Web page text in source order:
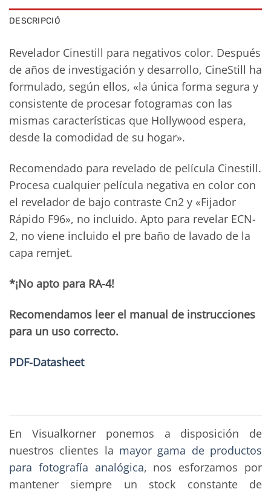
DESCRIPCIÓ
Revelador Cinestill para negativos color. Después
de años de investigación y desarrollo, CineStill ha
formulado, según ellos, «la única forma segura y
consistente de procesar fotogramas con las
mismas características que Hollywood espera,
desde la comodidad de su hogar».
Recomendado para revelado de película Cinestill.
Procesa cualquier película negativa en color con
el revelador de bajo contraste Cn2 y «Fijador
Rápido F96», no incluido. Apto para revelar ECN-
2, no viene incluido el pre baño de lavado de la
capa remjet.
*¡No apto para RA-4!
Recomendamos leer el manual de instrucciones
para un uso correcto.
PDF-Datasheet
En Visualkorner ponemos a disposición de
nuestros clientes la mayor gama de productos
para fotografía analógica, nos esforzamos por
mantener siempre un stock constante de